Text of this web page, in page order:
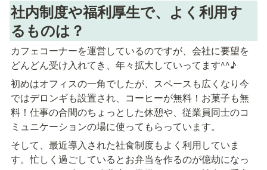
社内制度や福利厚生で、よく利用す
るものは？
カフェコーナーを運営しているのですが、会社に要望を
どんどん受け入れてき、年々拡大していってます^^♪
初めはオフィスの一角でしたが、スペースも広くなり今
ではデロンギも設置され、コーヒーが無料！お菓子も無
料！仕事の合間のちょっとした休憩や、従業員同士のコ
ミュニケーションの場に使ってもらっています。
そして、最近導入された社食制度もよく利用していま
す。忙しく過ごしているとお弁当を作るのが億劫になっ